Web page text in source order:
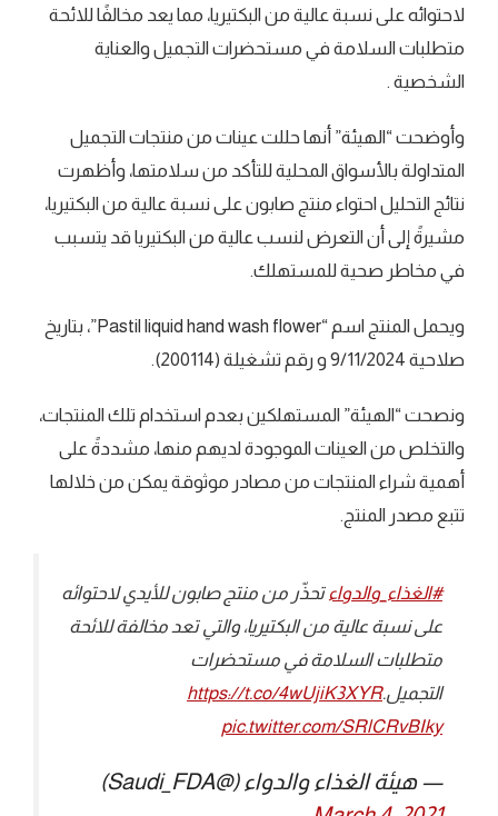
لاحتوائه على نسبة عالية من البكتيريا، مما يعد مخالفًا للائحة
متطلبات السلامة في مستحضرات التجميل والعناية
الشخصية .
وأوضحت “الهيئة” أنها حللت عينات من منتجات التجميل
المتداولة بالأسواق المحلية للتأكد من سلامتها، وأظهرت
نتائج التحليل احتواء منتج صابون على نسبة عالية من البكتيريا،
مشيرةً إلى أن التعرض لنسب عالية من البكتيريا قد يتسبب
في مخاطر صحية للمستهلك.
ويحمل المنتج اسم “Pastil liquid hand wash flower”، بتاريخ
صلاحية 9/11/2024 و رقم تشغيلة (200114).
ونصحت “الهيئة” المستهلكين بعدم استخدام تلك المنتجات،
والتخلص من العينات الموجودة لديهم منها، مشددةً على
أهمية شراء المنتجات من مصادر موثوقة يمكن من خلالها
تتبع مصدر المنتج.
#الغذاء_والدواء تحذّر من منتج صابون للأيدي لاحتوائه
على نسبة عالية من البكتيريا، والتي تعد مخالفة للائحة
متطلبات السلامة في مستحضرات
التجميل.https://t.co/4wUjiK3XYR
pic.twitter.com/SRlCRvBIky
— هيئة الغذاء والدواء (@Saudi_FDA)